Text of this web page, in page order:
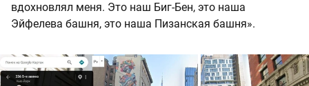
вдохновлял меня. Это наш Биг-Бен, это наша
Эйфелева башня, это наша Пизанская башня».